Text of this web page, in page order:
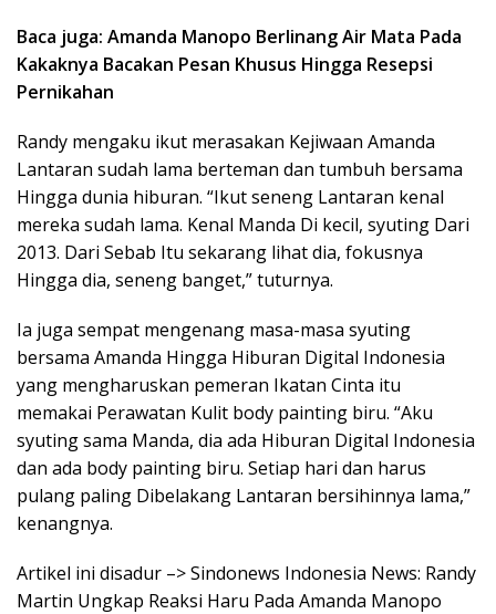
Baca juga: Amanda Manopo Berlinang Air Mata Pada
Kakaknya Bacakan Pesan Khusus Hingga Resepsi
Pernikahan
Randy mengaku ikut merasakan Kejiwaan Amanda
Lantaran sudah lama berteman dan tumbuh bersama
Hingga dunia hiburan. “Ikut seneng Lantaran kenal
mereka sudah lama. Kenal Manda Di kecil, syuting Dari
2013. Dari Sebab Itu sekarang lihat dia, fokusnya
Hingga dia, seneng banget,” tuturnya.
Ia juga sempat mengenang masa-masa syuting
bersama Amanda Hingga Hiburan Digital Indonesia
yang mengharuskan pemeran Ikatan Cinta itu
memakai Perawatan Kulit body painting biru. “Aku
syuting sama Manda, dia ada Hiburan Digital Indonesia
dan ada body painting biru. Setiap hari dan harus
pulang paling Dibelakang Lantaran bersihinnya lama,”
kenangnya.
Artikel ini disadur –> Sindonews Indonesia News: Randy
Martin Ungkap Reaksi Haru Pada Amanda Manopo